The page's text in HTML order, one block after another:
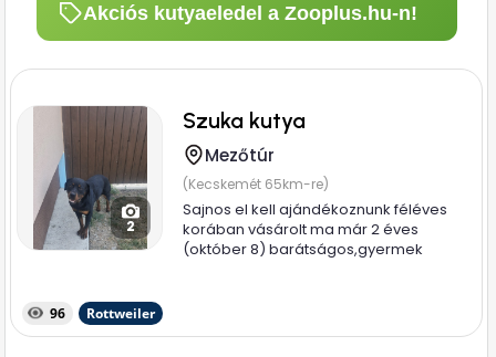
Akciós kutyaeledel a Zooplus.hu-n!
2
Szuka kutya
Mezőtúr
(Kecskemét 65km-re)
Sajnos el kell ajándékoznunk féléves
korában vásárolt ma már 2 éves
(október 8) barátságos,gyermek
96 Rottweiler